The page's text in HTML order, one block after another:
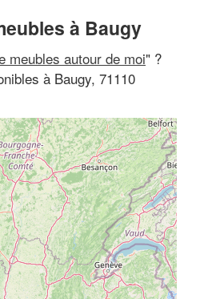
à Baugy
meubles autour de moi" ?
à Baugy, 71110